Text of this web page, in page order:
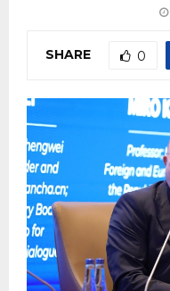
SHARE 0